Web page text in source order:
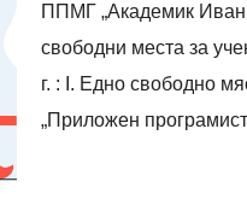
ППМГ „Академик Иван
свободни места за
г. : I. Едно свободно
„Приложен